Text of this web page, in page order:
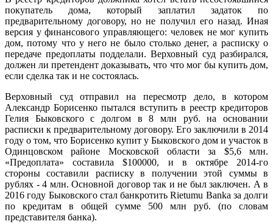
покупатель дома, который заплатил задаток по
предварительному договору, но не получил его назад. Иная
версия у финансового управляющего: человек не мог купить
дом, потому что у него не было столько денег, а расписку о
передаче предоплаты подделали. Верховный суд разбирался,
должен ли претендент доказывать, что что мог бы купить дом,
если сделка так и не состоялась.
Верховный суд отправил на пересмотр дело, в котором
Александр Борисенко пытался вступить в реестр кредиторов
Гелия Быковского с долгом в 8 млн руб. на основании
расписки к предварительному договору. Его заключили в 2014
году о том, что Борисенко купит у Быковского дом и участок в
Одинцовском районе Московской области за $5,6 млн.
«Предоплата» составила $100000, и в октябре 2014-го
стороны составили расписку в получении этой суммы в
рублях - 4 млн. Основной договор так и не был заключен. А в
2016 году Быковского стал банкротить Rietumu Banka за долги
по кредитам в общей сумме 500 млн руб. (по словам
представителя банка).